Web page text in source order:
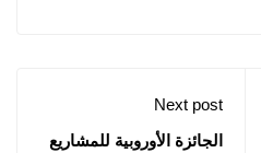
Next post
الجائزة الأوروبية للمشاريع